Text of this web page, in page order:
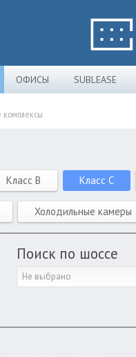
ОФИСЫ SUBLEASE
комплексы
Класс B Класс C
Холодильные камеры
Поиск по шоссе
Не выбрано